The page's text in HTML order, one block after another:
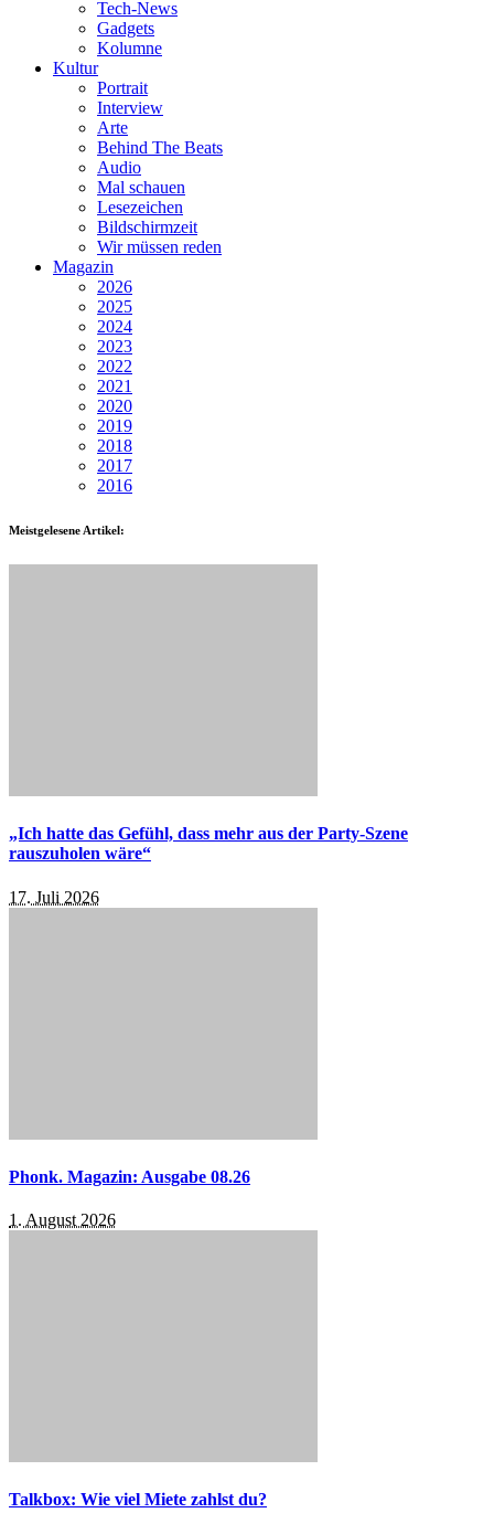
Tech-News
Gadgets
Kolumne
Kultur
Portrait
Interview
Arte
Behind The Beats
Audio
Mal schauen
Lesezeichen
Bildschirmzeit
Wir müssen reden
Magazin
2026
2025
2024
2023
2022
2021
2020
2019
2018
2017
2016
Meistgelesene Artikel:
„Ich hatte das Gefühl, dass mehr aus der Party-Szene
rauszuholen wäre“
17. Juli 2026
Phonk. Magazin: Ausgabe 08.26
1. August 2026
Talkbox: Wie viel Miete zahlst du?